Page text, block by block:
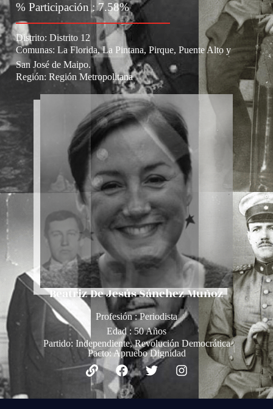
% Participación : 7.58%
Distrito: Distrito 12
Comunas: La Florida, La Pintana, Pirque, Puente Alto y
San José de Maipo.
Región: Región Metropolitana
Beatriz De Jesús Sánchez Muñoz
Profesión : Periodista
Edad : 50 Años
Partido: Independiente,Revolución Democrática
Pacto:Apruebo Dignidad